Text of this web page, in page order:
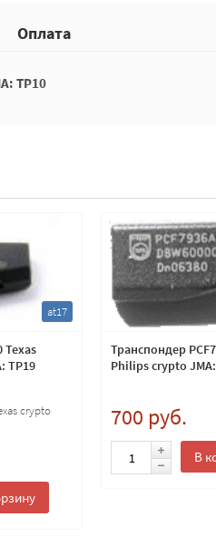
Оплата
TP10
at17
Texas
TP19
crypto
Транспондер
Philips crypto
700 руб.
В